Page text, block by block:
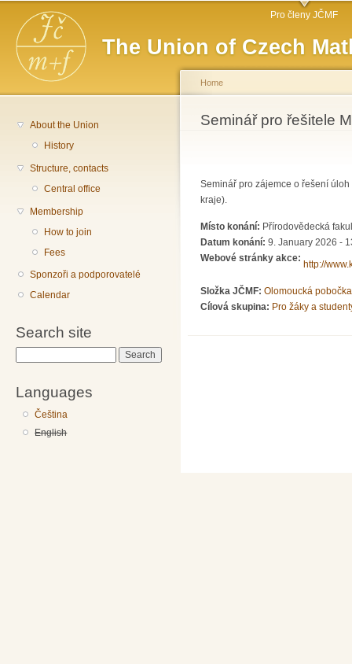
The Union of Czech
Main menu Pro členy JČMF
About the Union
History
Structure, contacts
Central office
Membership
How to join
Fees
Sponzoři a podporovatelé
Calendar
Search site
Languages
Čeština
English
You are here
Home
Seminář pro řešitele
Seminář pro zájemce o řešení
kraje).
Místo konání: Přírodovědecká
Datum konání: 9. January 2026 -
Webové stránky akce:
http://
Složka JČMF: Olomoucká pobočka
Cílová skupina: Pro žáky a